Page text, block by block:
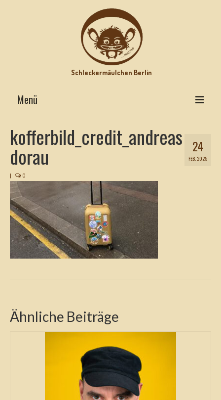
Schleckermäulchen Berlin
Menü
Lecker Urlaub
Star-Rezepte
Hits mit Biss
24
FEB. 2025
kofferbild_credit_andreas
dorau
| 0
Ähnliche Beiträge